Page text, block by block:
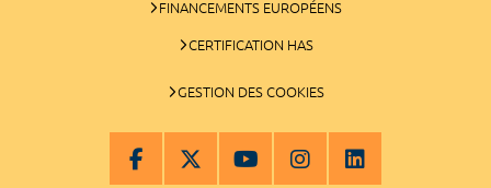
FINANCEMENTS EUROPÉENS
CERTIFICATION HAS
GESTION DES COOKIES